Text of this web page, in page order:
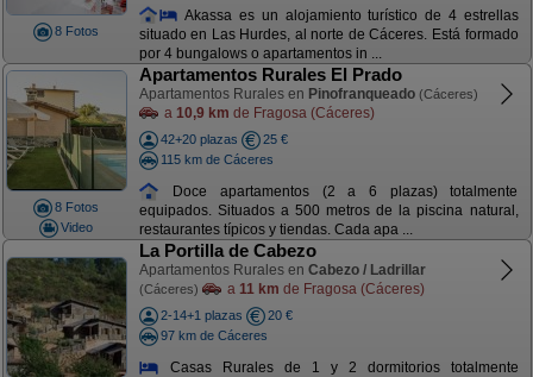
8 Fotos
Akassa es un alojamiento turístico de 4 estrellas
situado en Las Hurdes, al norte de Cáceres. Está formado
por 4 bungalows o apartamentos in ...
8 Fotos
Video
Apartamentos Rurales El Prado
Apartamentos Rurales en Pinofranqueado (Cáceres)
a 10,9 km de Fragosa (Cáceres)
42+20 plazas
25 €
115 km de Cáceres
Doce apartamentos (2 a 6 plazas) totalmente
equipados. Situados a 500 metros de la piscina natural,
restaurantes típicos y tiendas. Cada apa ...
La Portilla de Cabezo
Apartamentos Rurales en Cabezo / Ladrillar
(Cáceres) a 11 km de Fragosa (Cáceres)
2-14+1 plazas
20 €
97 km de Cáceres
Casas Rurales de 1 y 2 dormitorios totalmente